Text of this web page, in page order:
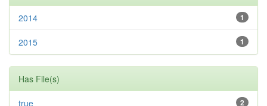
1
2014
1
2015
Has File(s)
2
true